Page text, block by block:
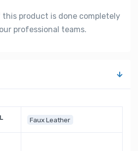
product is done completely
professional teams.
Faux Leather